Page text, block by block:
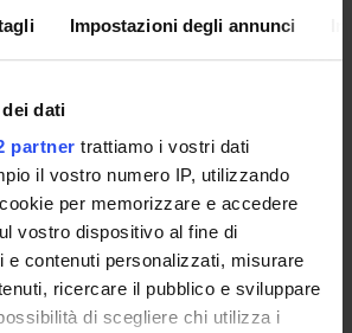
Impostazioni degli annunci
dati
partner trattiamo i vostri dati
il vostro numero IP, utilizzando
per memorizzare e accedere
vostro dispositivo al fine di
e contenuti personalizzati, misurare
ricercare il pubblico e sviluppare
di scegliere chi utilizza i
E FORMAZIONE SUPERIORE